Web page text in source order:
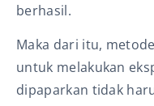
berhasil.
Maka dari itu,
untuk melakukan
dipaparkan tidak